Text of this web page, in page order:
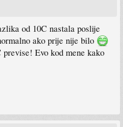
od 10C nastala poslije
ako prije nije bilo
Evo kod mene kako